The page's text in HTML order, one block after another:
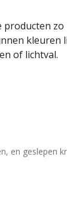
producten
kleuren
of lichtval.
en geslepen